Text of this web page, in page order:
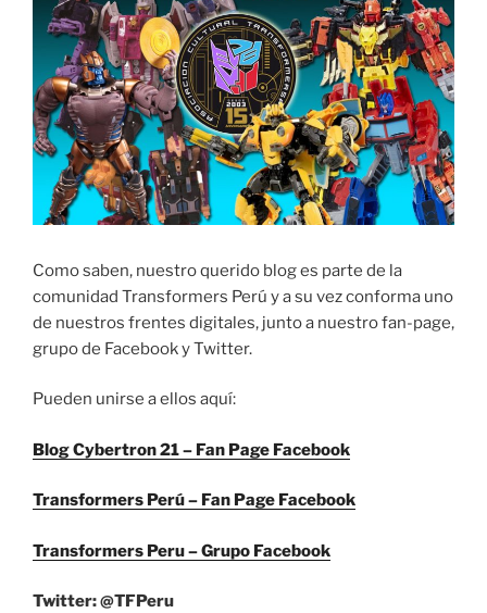
Como saben, nuestro querido blog es parte de la
comunidad Transformers Perú y a su vez conforma uno
de nuestros frentes digitales, junto a nuestro fan-page,
grupo de Facebook y Twitter.
Pueden unirse a ellos aquí:
Blog Cybertron 21 – Fan Page Facebook
Transformers Perú – Fan Page Facebook
Transformers Peru – Grupo Facebook
Twitter: @TFPeru